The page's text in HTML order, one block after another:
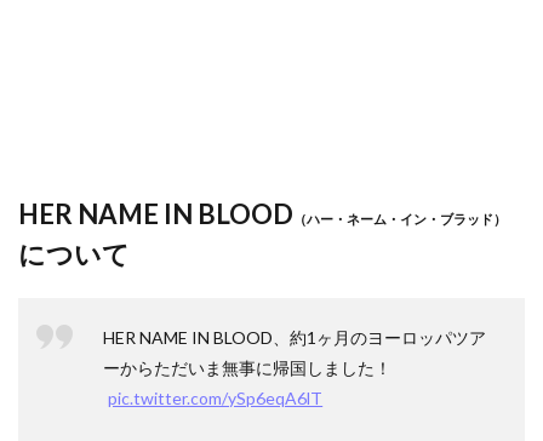
HER NAME IN BLOOD （ハー・ネーム・イン・ブラッド）
について
HER NAME IN BLOOD、約1ヶ月のヨーロッパツア
ーからただいま無事に帰国しました！
pic.twitter.com/ySp6eqA6lT